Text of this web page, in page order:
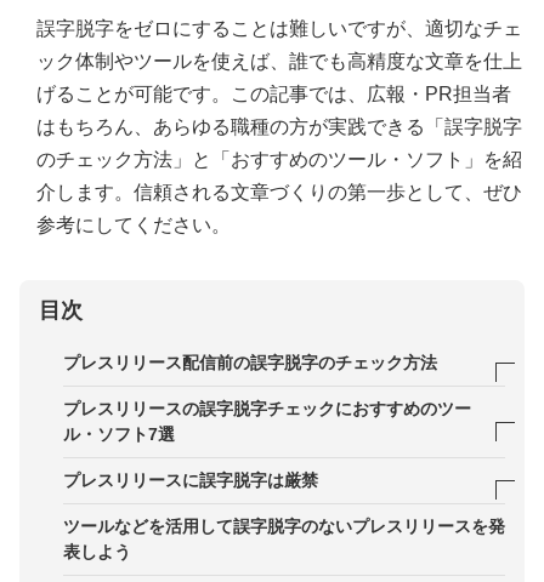
誤字脱字をゼロにすることは難しいですが、適切なチェ
ック体制やツールを使えば、誰でも高精度な文章を仕上
げることが可能です。この記事では、広報・PR担当者
はもちろん、あらゆる職種の方が実践できる「誤字脱字
のチェック方法」と「おすすめのツール・ソフト」を紹
介します。信頼される文章づくりの第一歩として、ぜひ
参考にしてください。
目次
プレスリリース配信前の誤字脱字のチェック方法
1．レギュレーションを設定し、チェックリストに
沿って確認する
2．意味合いと誤字脱字は分けてチェックする
3．文節に区切ってチェックする
4．数字はひとつずつ読み上げる
プレスリリースの誤字脱字チェックにおすすめのツー
ル・ソフト7選
1．PR TIMESの校正機能
2．Wordの「スペル チェックと文章校正」機能
プレスリリースに誤字脱字は厳禁
誤字脱字があったときの印象
ツールなどを活用して誤字脱字のないプレスリリースを発
表しよう